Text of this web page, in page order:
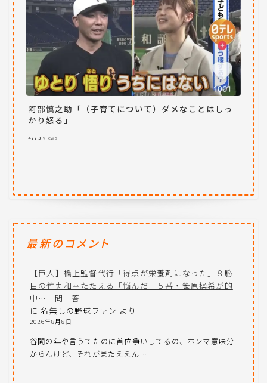
阿部慎之助「（子育てについて）ダメなことはしっ
かり怒る」
4773 views
最新のコメント
【巨人】橋上監督代行「得点が栄養剤になった」８勝
目の竹丸和幸たたえる「悩んだ」５番・笹原操希が的
中…一問一答
に名無しの野球ファン より
2026年8月8日
谷間の年や言うてたのに首位争いしてるの、ホンマ意味分
からんけど、それがまたええん…